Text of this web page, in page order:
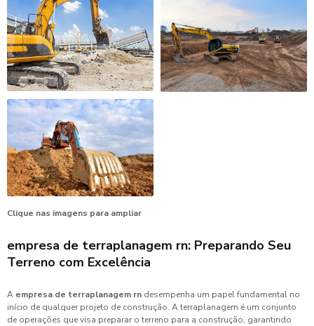
Clique nas imagens para ampliar
empresa de terraplanagem rn: Preparando Seu
Terreno com Excelência
A empresa de terraplanagem rn desempenha um papel fundamental no
início de qualquer projeto de construção. A terraplanagem é um conjunto
de operações que visa preparar o terreno para a construção, garantindo